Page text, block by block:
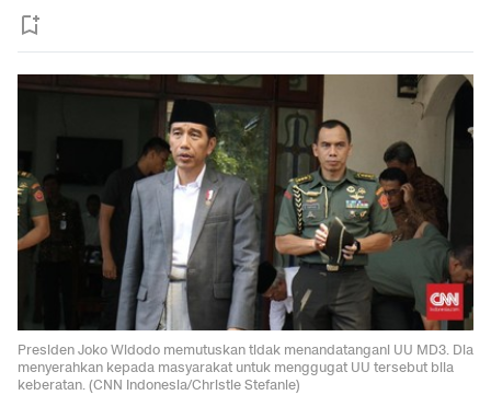
Presiden Joko Widodo memutuskan tidak menandatangani UU MD3. Dia
menyerahkan kepada masyarakat untuk menggugat UU tersebut bila
keberatan. (CNN Indonesia/Christie Stefanie)